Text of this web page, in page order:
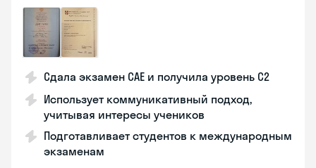
Сдала экзамен CAE и получила уровень С2
Использует коммуникативный подход,
учитывая интересы учеников
Подготавливает студентов к международным
экзаменам